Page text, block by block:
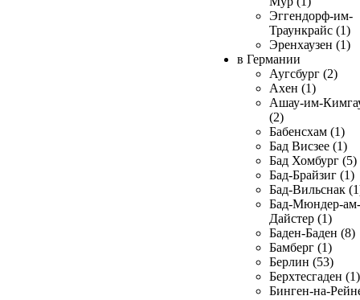
Эггендорф-им-
Траункрайс (1)
Эренхаузен (1)
в Германии
Аугсбург (2)
Ахен (1)
Ашау-им-
(2)
Бабенсхам (1)
Бад Висзее (1)
Бад Хомбург (5)
Бад-Брайзиг (1)
Бад-Вильснак
Бад-Мюндер-ам-
Дайстер (1)
Баден-Баден (8)
Бамберг (1)
Берлин (53)
Берхтесгаден (1)
Бинген-на-